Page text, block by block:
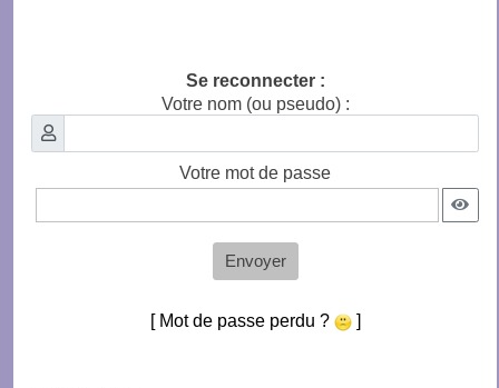
Se reconnecter :
Votre nom (ou pseudo) :
Votre mot de passe
Envoyer
[ Mot de passe perdu ? ]